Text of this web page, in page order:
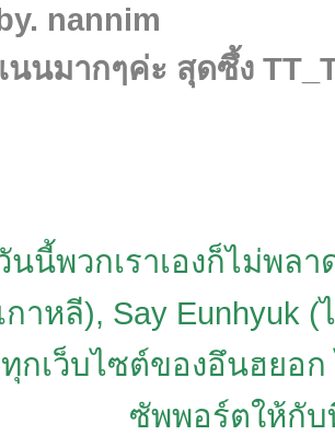
nannim
นมากๆค่ะ สุดซึ้ง
นนี้พวกเราเองก็ไม่พล
าหลี), Say Eunhyuk
กเว็บไซต์ของอึนฮยอก
ซัพพอร์ตให้กับ